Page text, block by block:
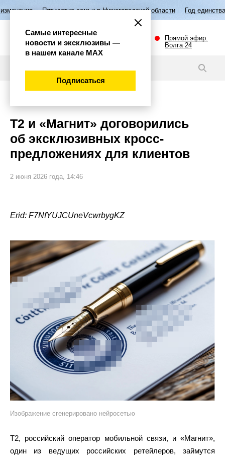
семьи в Нижегородской области Год единства народов
Прямой эфир.
Волга 24
Т2 и «Магнит» договорились
об эксклюзивных кросс-
предложениях для клиентов
2 июня 2026 года, 14:46
Erid: F7NfYUJCUneVcwrbygKZ
Изображение сгенерировано нейросетью
T2, российский оператор мобильной связи, и «Магнит»,
один из ведущих российских ретейлеров, займутся
Самые интересные
новости и эксклюзивы —
в нашем канале МАХ
Подписаться